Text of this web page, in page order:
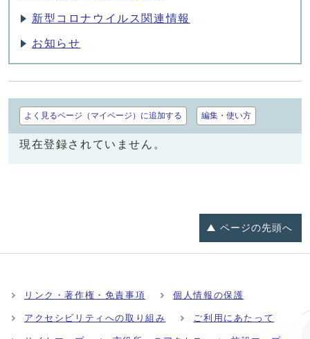
新型コロナウイルス関連情報
お知らせ
よく見るページ（マイページ）に追加する 編集・使い方
現在登録されていません。
ページの先頭へ
リンク・著作権・免責事項 個人情報の保護
アクセシビリティへの取り組み ご利用にあたって